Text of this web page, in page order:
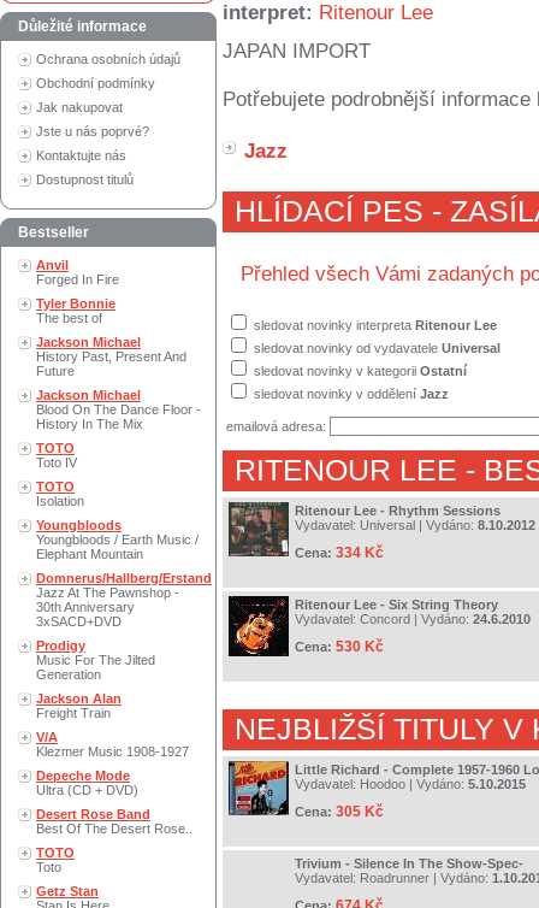
Důležité informace
Ochrana osobních údajů
Obchodní podmínky
Jak nakupovat
Jste u nás poprvé?
Kontaktujte nás
Dostupnost titulů
Bestseller
Anvil
Forged In Fire
Tyler Bonnie
The best of
Jackson Michael
History Past, Present And
Future
Jackson Michael
Blood On The Dance Floor -
History In The Mix
TOTO
Toto IV
TOTO
Isolation
Youngbloods
Youngbloods / Earth Music /
Elephant Mountain
Domnerus/Hallberg/Erstand
Jazz At The Pawnshop -
30th Anniversary
3xSACD+DVD
Prodigy
Music For The Jilted
Generation
Jackson Alan
Freight Train
V/A
Klezmer Music 1908-1927
Depeche Mode
Ultra (CD + DVD)
Desert Rose Band
Best Of The Desert Rose..
TOTO
Toto
Getz Stan
interpret: Ritenour Lee
JAPAN IMPORT
Potřebujete podrobnější
Jazz
HLÍDACÍ PES -
Přehled všech Vámi zadaných
sledovat novinky interpreta Ritenour Lee
sledovat novinky od vydavatele Universal
sledovat novinky v kategorii Ostatní
sledovat novinky v oddělení Jazz
emailová adresa:
RITENOUR LEE -
Ritenour Lee - Rhythm Sessions
Vydavatel: Universal | Vydáno: 8.10.2012
Cena: 334 Kč
Ritenour Lee - Six String Theory
Vydavatel: Concord | Vydáno: 24.6.2010
Cena: 530 Kč
NEJBLIŽŠÍ TITULY V
Little Richard - Complete 1957-1960
Vydavatel: Hoodoo | Vydáno: 5.10.2015
Cena: 305 Kč
Trivium - Silence In The Show-Spec-
Vydavatel: Roadrunner | Vydáno: